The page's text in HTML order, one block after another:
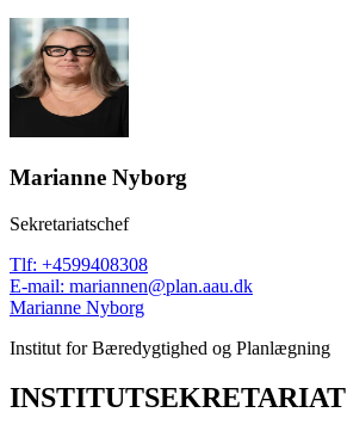
Marianne Nyborg
Sekretariatschef
Tlf: +4599408308
E-mail: mariannen@plan.aau.dk
Marianne Nyborg
Institut for Bæredygtighed og Planlægning
INSTITUTSEKRETARIAT